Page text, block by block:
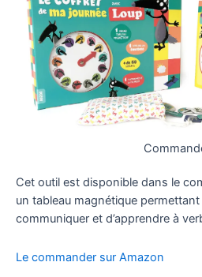
Cet outil est disponible dans le
un tableau magnétique permettant
communiquer et d’apprendre à
Le commander sur Amazon